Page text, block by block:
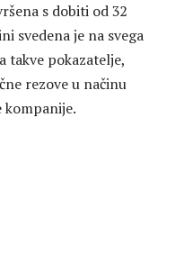
s dobiti od 32
svedena je na svega
takve pokazatelje,
rezove u načinu
kompanije.